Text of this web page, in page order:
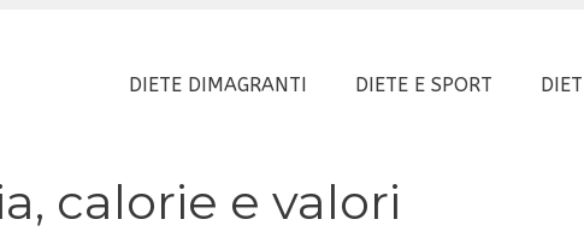
DIETE DIMAGRANTI DIETE E SPORT
calorie e valori